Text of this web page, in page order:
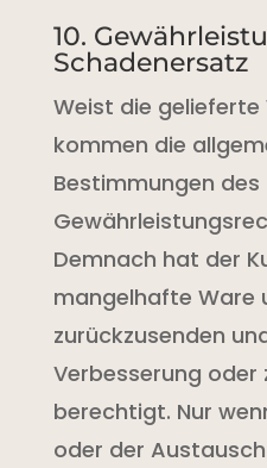
10.
Schadenersatz
Weist die gelieferte
kommen die
Bestimmungen des
Demnach hat der
mangelhafte Ware
zurückzusenden
Verbesserung oder
berechtigt. Nur
oder der